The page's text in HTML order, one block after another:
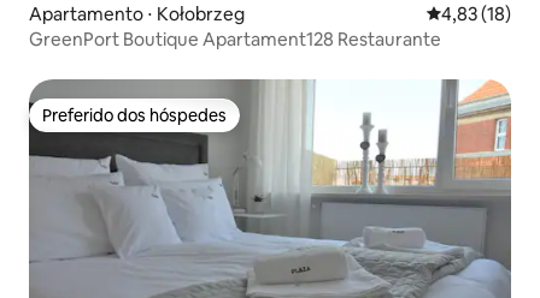
Apartamento ⋅ Kołobrzeg 4,83 de uma
4,83 (18)
GreenPort Boutique Apartament128 Restaurante
Preferido dos hóspedes
Preferido dos hóspedes